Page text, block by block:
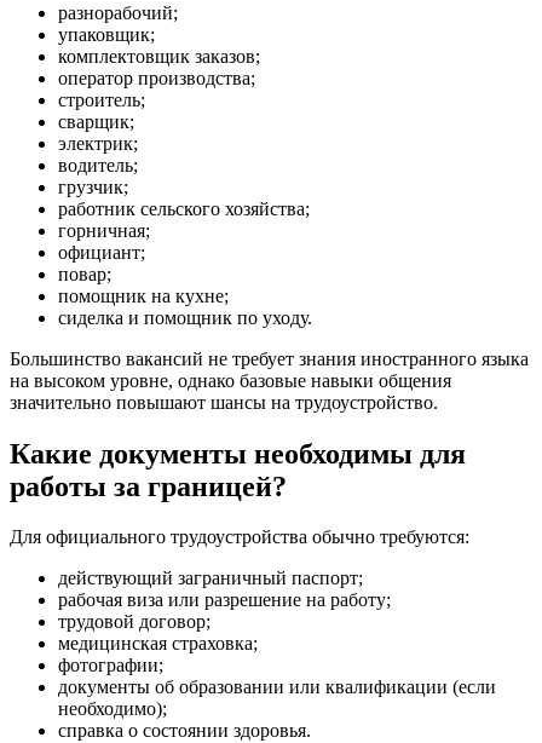
разнорабочий;
упаковщик;
комплектовщик заказов;
оператор производства;
строитель;
сварщик;
электрик;
водитель;
грузчик;
работник сельского хозяйства;
горничная;
официант;
повар;
помощник на кухне;
сиделка и помощник по уходу.
Большинство вакансий не требует знания иностранного языка
на высоком уровне, однако базовые навыки общения
значительно повышают шансы на трудоустройство.
Какие документы необходимы для
работы за границей?
Для официального трудоустройства обычно требуются:
действующий заграничный паспорт;
рабочая виза или разрешение на работу;
трудовой договор;
медицинская страховка;
фотографии;
документы об образовании или квалификации (если
необходимо);
справка о состоянии здоровья.